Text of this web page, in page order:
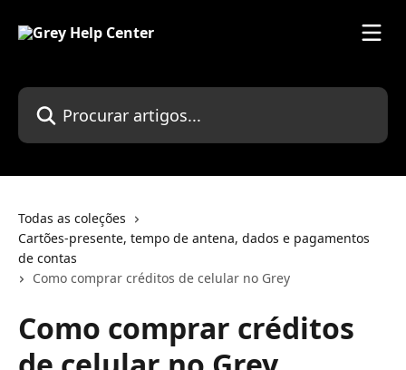
Procurar artigos...
Todas as coleções
Cartões-presente, tempo de antena, dados e pagamentos
de contas
Como comprar créditos de celular no Grey
Como comprar créditos